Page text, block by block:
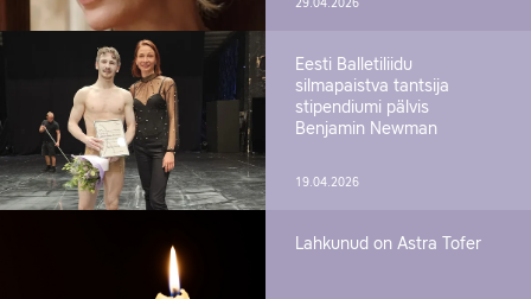
29.04.2026
Eesti Balletiliidu
silmapaistva tantsija
stipendiumi pälvis
Benjamin Newman
19.04.2026
Lahkunud on Astra Tofer